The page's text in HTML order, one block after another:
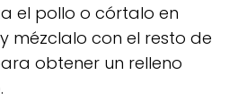
el pollo o córtalo en
mézclalo con el resto de
obtener un relleno